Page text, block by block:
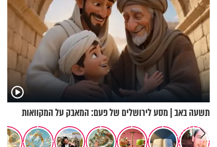
תשעה באב | מסע לירושלים של פעם: המאבק על המקוואות